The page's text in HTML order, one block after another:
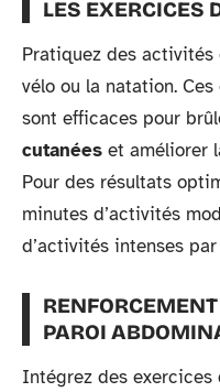
LES EXERCICES
Pratiquez des activités
vélo ou la natation.
sont efficaces pour
cutanées et améliorer
Pour des résultats
minutes d’activités
d’activités intenses
PAROI
Intégrez des exercices